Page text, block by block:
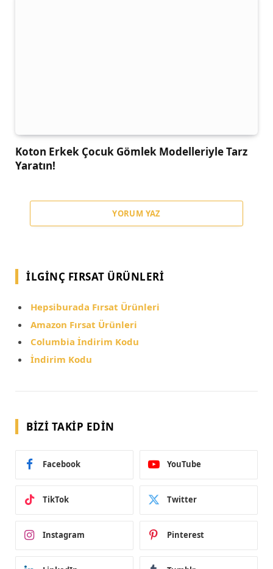
Koton Erkek Çocuk Gömlek Modelleriyle Tarz
Yaratın!
YORUM YAZ
İLGINÇ FIRSAT ÜRÜNLERI
Hepsiburada Fırsat Ürünleri
Amazon Fırsat Ürünleri
Columbia İndirim Kodu
İndirim Kodu
BIZI TAKIP EDIN
Facebook YouTube
TikTok Twitter
Instagram Pinterest